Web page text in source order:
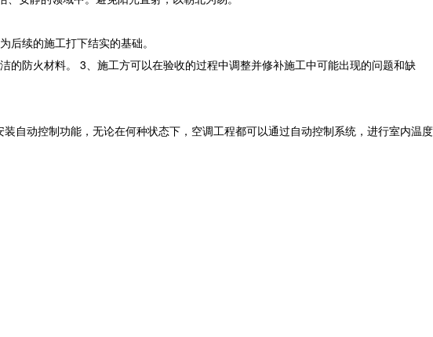
续的施工打下结实的基础。
防火材料。 3、施工方可以在验收的过程中调整并修补施工中可能出现的问题和缺
自动控制功能，无论在何种状态下，空调工程都可以通过自动控制系统，进行室内温度